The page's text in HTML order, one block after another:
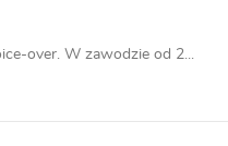
over. W zawodzie od 2...